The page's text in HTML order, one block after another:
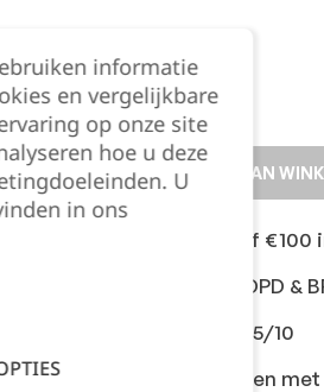
TOEVOEGEN AAN
Gratis levering vanaf €100
Snelle levering met DPD &
Klanten geven ons 9,5/10
Veilig online afrekenen
informatie
en vergelijkbare
op onze site
hoe u deze
U
in ons